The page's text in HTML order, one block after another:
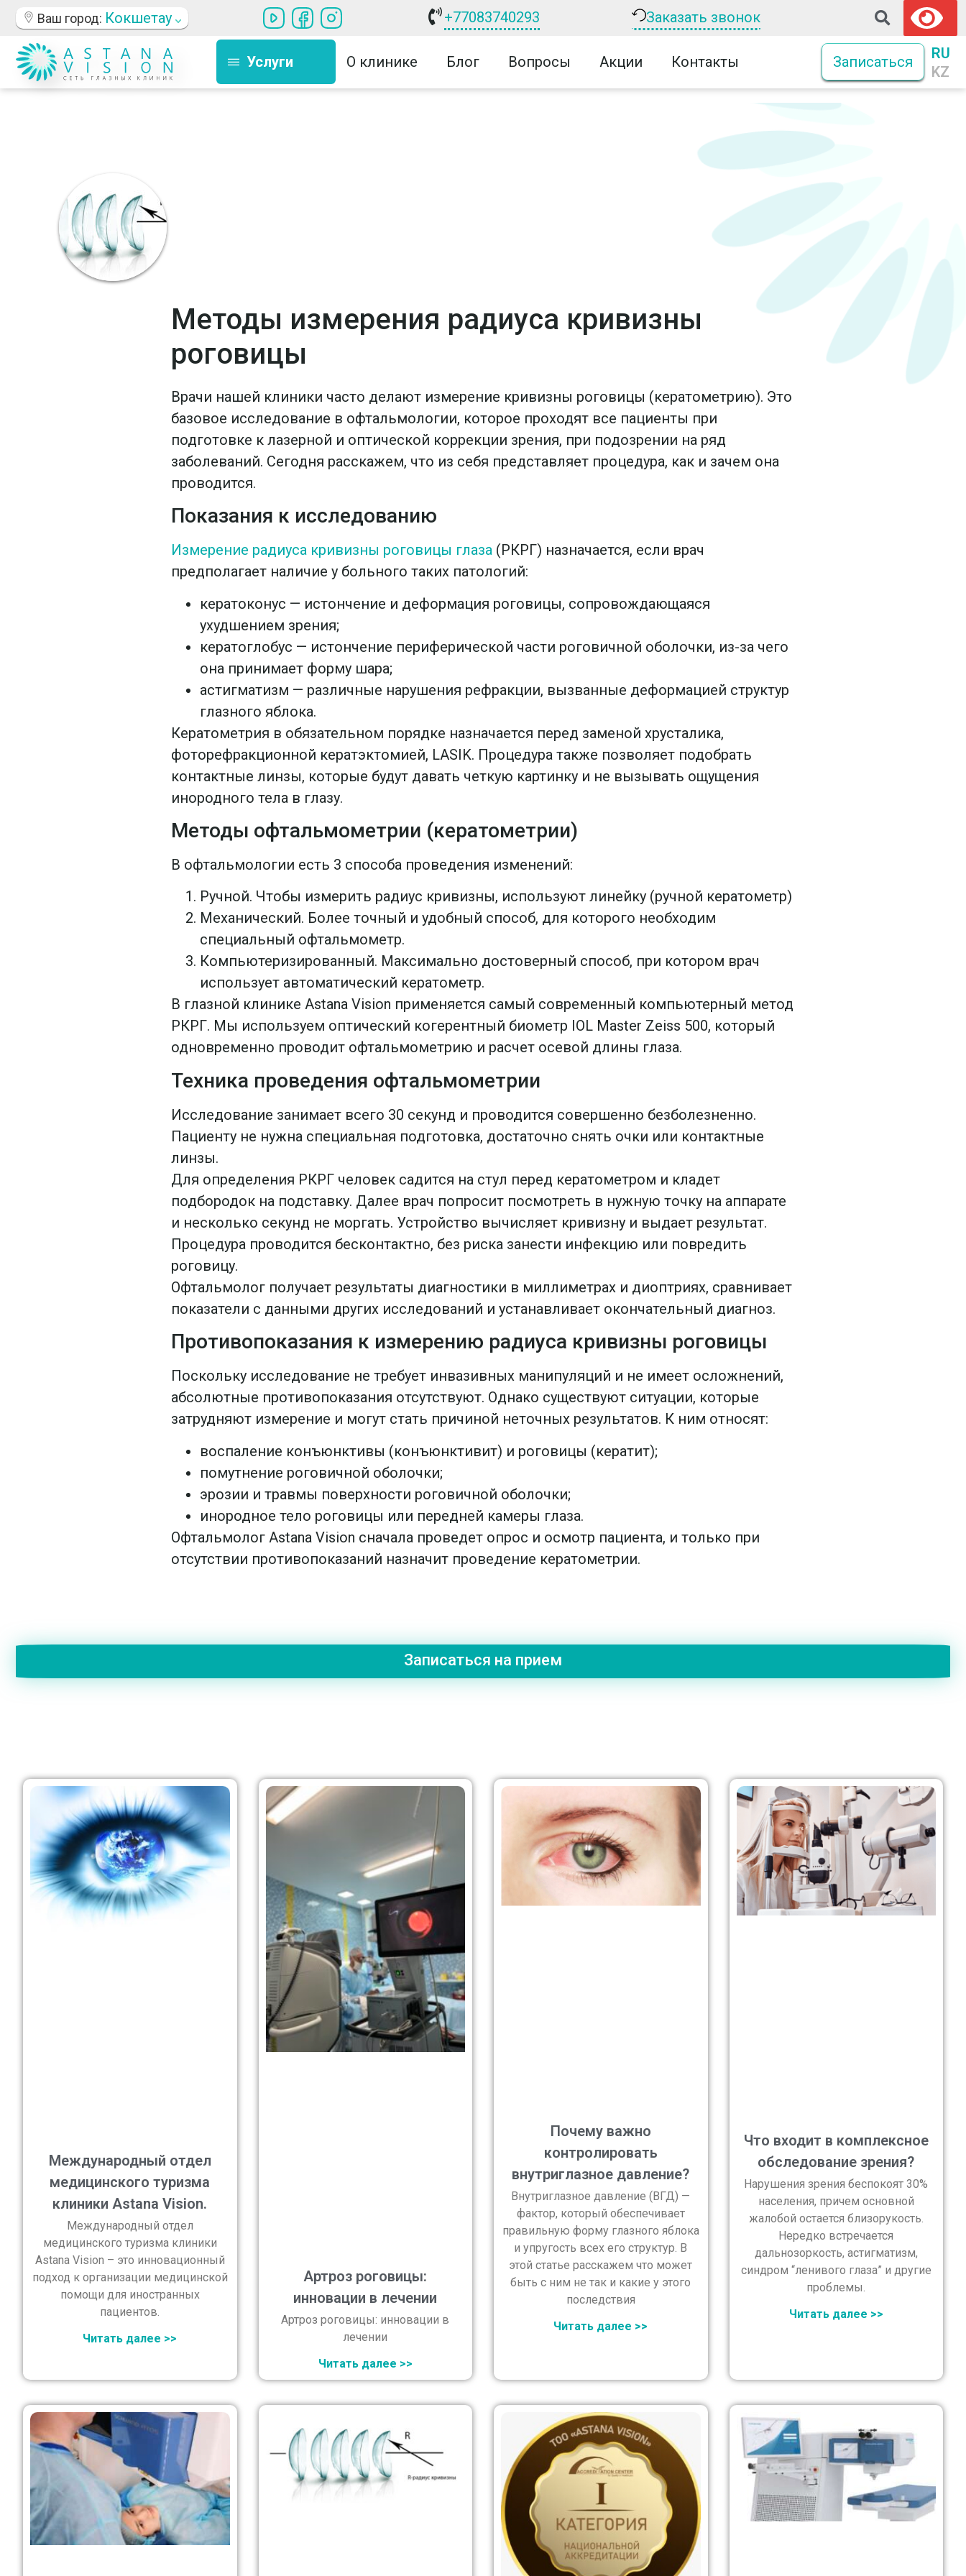
Ваш город: Кокшетау +77083740293 Заказать звонок
Услуги О клинике Блог Вопросы Акции Контакты Записаться
RU
KZ
Методы измерения радиуса кривизны
роговицы
Врачи нашей клиники часто делают измерение кривизны роговицы (кератометрию). Это
базовое исследование в офтальмологии, которое проходят все пациенты при
подготовке к лазерной и оптической коррекции зрения, при подозрении на ряд
заболеваний. Сегодня расскажем, что из себя представляет процедура, как и зачем она
проводится.
Показания к исследованию
Измерение радиуса кривизны роговицы глаза(РКРГ) назначается, если врач
предполагает наличие у больного таких патологий:
кератоконус — истончение и деформация роговицы, сопровождающаяся
ухудшением зрения;
кератоглобус — истончение периферической части роговичной оболочки, из-за чего
она принимает форму шара;
астигматизм — различные нарушения рефракции, вызванные деформацией структур
глазного яблока.
Кератометрия в обязательном порядке назначается перед заменой хрусталика,
фоторефракционной кератэктомией, LASIK. Процедура также позволяет подобрать
контактные линзы, которые будут давать четкую картинку и не вызывать ощущения
инородного тела в глазу.
Методы офтальмометрии (кератометрии)
В офтальмологии есть 3 способа проведения изменений:
Ручной. Чтобы измерить радиус кривизны, используют линейку (ручной кератометр)
Механический. Более точный и удобный способ, для которого необходим
специальный офтальмометр.
Компьютеризированный. Максимально достоверный способ, при котором врач
использует автоматический кератометр.
В глазной клинике Astana Vision применяется самый современный компьютерный метод
РКРГ. Мы используем оптический когерентный биометр IOL Master Zeiss 500, который
одновременно проводит офтальмометрию и расчет осевой длины глаза.
Техника проведения офтальмометрии
Исследование занимает всего 30 секунд и проводится совершенно безболезненно.
Пациенту не нужна специальная подготовка, достаточно снять очки или контактные
линзы.
Для определения РКРГ человек садится на стул перед кератометром и кладет
подбородок на подставку. Далее врач попросит посмотреть в нужную точку на аппарате
и несколько секунд не моргать. Устройство вычисляет кривизну и выдает результат.
Процедура проводится бесконтактно, без риска занести инфекцию или повредить
роговицу.
Офтальмолог получает результаты диагностики в миллиметрах и диоптриях, сравнивает
показатели с данными других исследований и устанавливает окончательный диагноз.
Противопоказания к измерению радиуса кривизны роговицы
Поскольку исследование не требует инвазивных манипуляций и не имеет осложнений,
абсолютные противопоказания отсутствуют. Однако существуют ситуации, которые
затрудняют измерение и могут стать причиной неточных результатов. К ним относят:
воспаление конъюнктивы (конъюнктивит) и роговицы (кератит);
помутнение роговичной оболочки;
эрозии и травмы поверхности роговичной оболочки;
инородное тело роговицы или передней камеры глаза.
Офтальмолог Astana Vision сначала проведет опрос и осмотр пациента, и только при
отсутствии противопоказаний назначит проведение кератометрии.
Записаться на прием
Международный отдел
медицинского туризма
клиники Astana Vision.
Международный отдел
медицинского туризма клиники
Astana Vision – это инновационный
подход к организации медицинской
помощи для иностранных
пациентов.
Читать далее >>
Артроз роговицы:
инновации в лечении
Артроз роговицы: инновации в
лечении
Читать далее >>
Почему важно
контролировать
внутриглазное давление?
Внутриглазное давление (ВГД) —
фактор, который обеспечивает
правильную форму глазного яблока
и упругость всех его структур. В
этой статье расскажем что может
быть с ним не так и какие у этого
последствия
Читать далее >>
Что входит в комплексное
обследование зрения?
Нарушения зрения беспокоят 30%
населения, причем основной
жалобой остается близорукость.
Нередко встречается
дальнозоркость, астигматизм,
синдром “ленивого глаза” и другие
проблемы.
Читать далее >>